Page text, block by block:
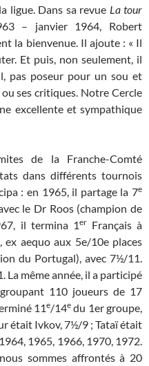
ligue. Dans sa revue La tour
– janvier 1964, Robert
la bienvenue. Il ajoute : « Il
Et puis, non seulement, il
pas poseur pour un sou et
ses critiques. Notre Cercle
excellente et sympathique
de la Franche-Comté
dans différents tournois
: en 1965, il partage la 7e
le Dr Roos (champion de
il termina 1erFrançais à
ex aequo aux 5e/10e places
du Portugal), avec 7½/11.
même année, il a participé
110 joueurs de 17
11e/14e du 1er groupe,
était Ivkov, 7½/9 ; Tataï était
1965, 1966, 1970, 1972.
sommes affrontés à 20